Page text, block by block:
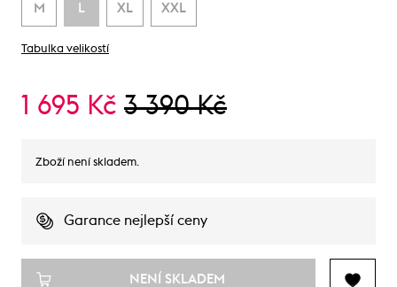
M L XL XXL
Tabulka velikostí
1 695 Kč 3 390 Kč
Zboží není skladem.
Garance nejlepší ceny
NENÍ SKLADEM